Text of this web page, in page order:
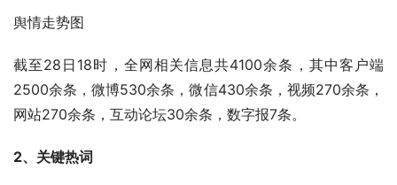
舆情走势图
截至28日18时，全网相关信息共4100余条，其中客户端
2500余条，微博530余条，微信430余条，视频270余条，
网站270余条，互动论坛30余条，数字报7条。
2、关键热词